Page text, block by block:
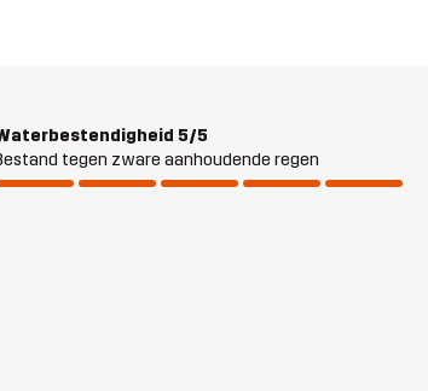
5/5
tegen zware aanhoudende regen